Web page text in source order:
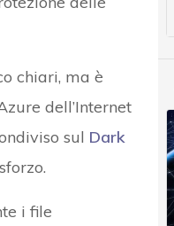
chiari, ma è
dell’Internet
sul Dark
i file